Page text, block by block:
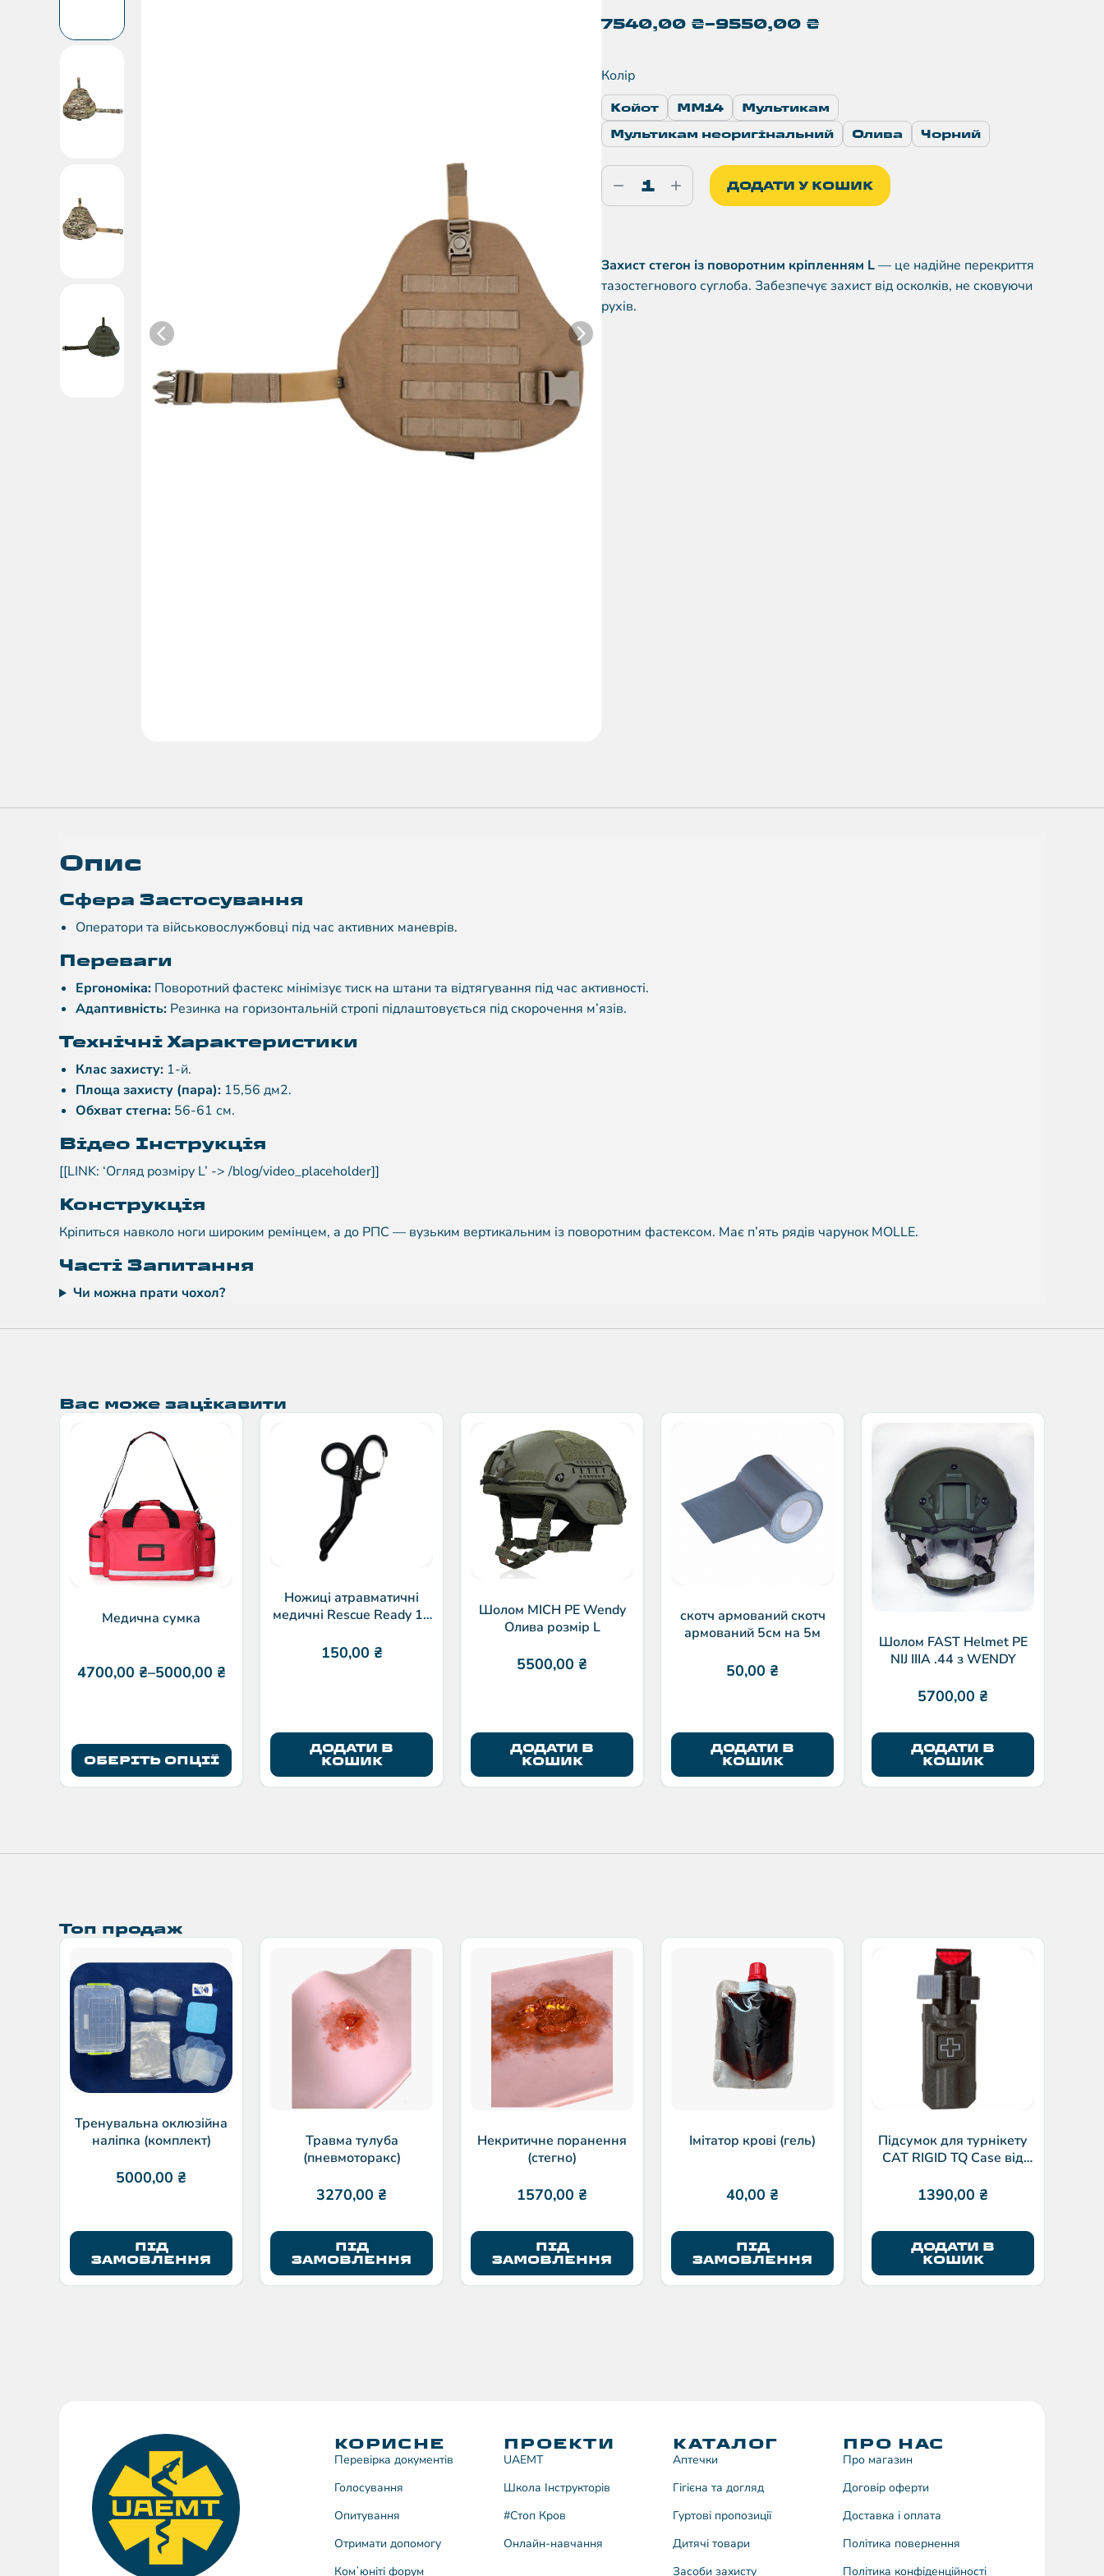
7540,00 ₴–9550,00 ₴
Колір
Койот ММ14
Мультикам
Мультикам неоригінальний
Олива Чорний
ДОДАТИ У КОШИК
Захист стегон із поворотним кріпленням L— це надійне перекриття
тазостегнового суглоба. Забезпечує захист від осколків, не сковуючи
рухів.
Опис
Сфера Застосування
Оператори та військовослужбовці під час активних маневрів.
Переваги
Ергономіка: Поворотний фастекс мінімізує тиск на штани та відтягування під час активності.
Адаптивність: Резинка на горизонтальній стропі підлаштовується під скорочення м’язів.
Технічні Характеристики
Клас захисту: 1-й.
Площа захисту (пара): 15,56 дм2.
Обхват стегна: 56-61 см.
Відео Інструкція
[[LINK: ‘Огляд розміру L’ -> /blog/video_placeholder]]
Конструкція
Кріпиться навколо ноги широким ремінцем, а до РПС — вузьким вертикальним із поворотним фастексом. Має п’ять рядів чарунок MOLLE.
Часті Запитання
Чи можна прати чохол?
Вас може зацікавити
Медична сумка
4700,00 ₴–5000,00 ₴
ОБЕРІТЬ ОПЦІЇ
Ножиці атравматичні
медичні Rescue Ready 19
150,00 ₴
ДОДАТИ В
КОШИК
Шолом MICH PE Wendy
Олива розмір L
5500,00 ₴
ДОДАТИ В
КОШИК
скотч армований скотч
армований 5см на 5м
50,00 ₴
ДОДАТИ В
КОШИК
Шолом FAST Helmet PE
NIJ IIIA .44 з WENDY
5700,00 ₴
ДОДАТИ В
КОШИК
Топ продаж
Тренувальна оклюзійна
наліпка (комплект)
5000,00 ₴
ПІД
ЗАМОВЛЕННЯ
Травма тулуба
(пневмоторакс)
3270,00 ₴
ПІД
ЗАМОВЛЕННЯ
Некритичне поранення
(стегно)
1570,00 ₴
ПІД
ЗАМОВЛЕННЯ
Імітатор крові (гель)
40,00 ₴
ПІД
ЗАМОВЛЕННЯ
Підсумок для турнікету
CAT RIGID TQ Case від
1390,00 ₴
ДОДАТИ В
КОШИК
КОРИСНЕ
Перевірка документів
Голосування
Опитування
Отримати допомогу
Комʼюніті форум
ПРОЕКТИ
UAEMT
Школа Інструкторів
#Стоп Кров
Онлайн-навчання
КАТАЛОГ
Аптечки
Гігієна та догляд
Гуртові пропозиції
Дитячі товари
Засоби захисту
ПРО НАС
Про магазин
Договiр оферти
Доставка і оплата
Політика повернення
Політика конфіденційності